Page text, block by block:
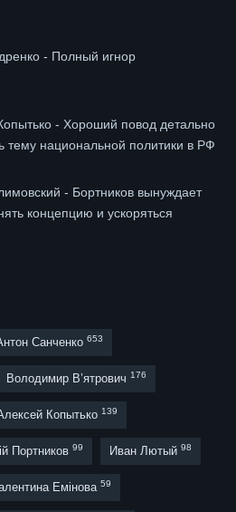
- Полный игнор
- Хороший повод детально
тему национальной политики в РФ
- Бортников вынуждает
концепцию и ускоряться
Санченко 653
Володимир В’ятрович 176
Копытько 139
Портников 99 Иван Лютый 98
Емінова 59